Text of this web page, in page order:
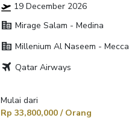
19 December 2026
corporate_fare Mirage Salam - Medina
corporate_fare Millenium Al Naseem - Mecca
travel Qatar Airways
Mulai dari
Rp 33,800,000 / Orang